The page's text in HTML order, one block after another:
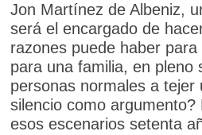
Jon Martínez de Albeniz,
será el encargado de
razones puede haber
para una familia, en pleno
personas normales a
silencio como
esos escenarios setenta